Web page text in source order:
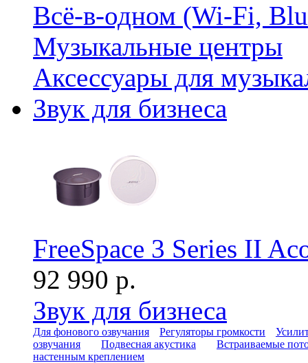
Всё-в-одном (Wi-Fi,
Музыкальные центры
Аксессуары для
Звук для бизнеса
FreeSpace 3 Series II
92 990 р.
Звук для бизнеса
Для фонового озвучания Регуляторы громкости
озвучания
Подвесная акустика
Встраиваемые
настенным креплением